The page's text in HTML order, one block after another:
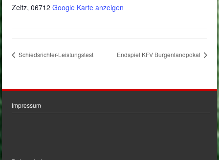
Zeitz, 06712 Google Karte anzeigen
Schiedsrichter-Leistungstest Endspiel KFV Burgenlandpokal
Impressum